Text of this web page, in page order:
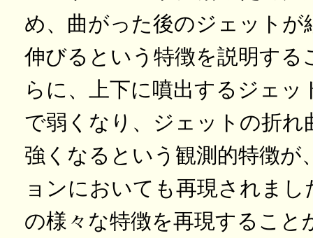
め、曲がった後のジェットが
伸びるという特徴を説明する
らに、上下に噴出するジェッ
で弱くなり、ジェットの折れ
強くなるという観測的特徴が
ョンにおいても再現されま
の様々な特徴を再現すること